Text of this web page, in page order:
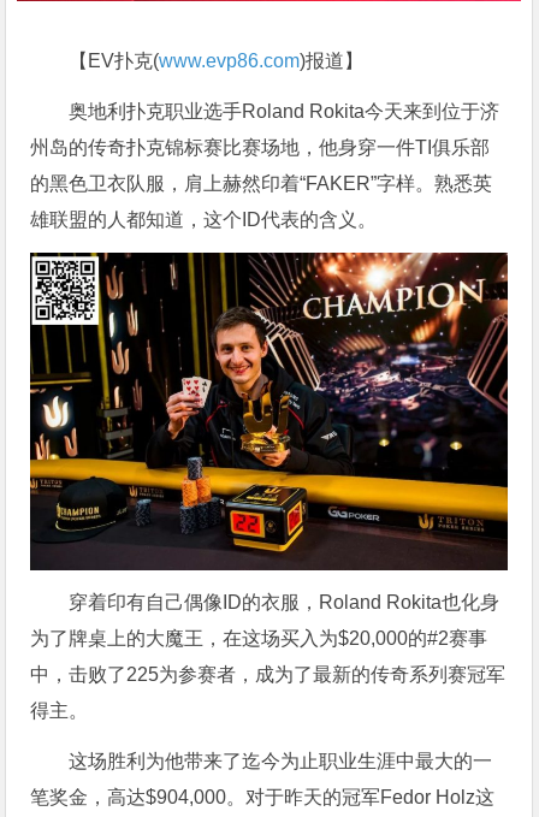
【EV扑克(www.evp86.com)报道】
奥地利扑克职业选手Roland Rokita今天来到位于济
州岛的传奇扑克锦标赛比赛场地，他身穿一件TI俱乐部
的黑色卫衣队服，肩上赫然印着“FAKER”字样。熟悉英
雄联盟的人都知道，这个ID代表的含义。
穿着印有自己偶像ID的衣服，Roland Rokita也化身
为了牌桌上的大魔王，在这场买入为$20,000的#2赛事
中，击败了225为参赛者，成为了最新的传奇系列赛冠军
得主。
这场胜利为他带来了迄今为止职业生涯中最大的一
笔奖金，高达$904,000。对于昨天的冠军Fedor Holz这